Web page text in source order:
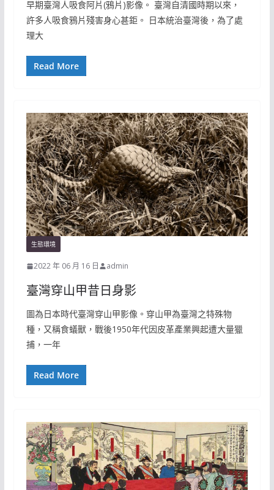
早期臺灣人吸食阿片(鴉片)影像。 臺灣自清國時期以來，
許多人吸食鴉片殘害身心甚鉅。 日本統治臺灣後，為了處
理大
Read More
生態環境
2022 年 06 月 16 日 admin
臺灣穿山甲昔日身影
圖為日本時代臺灣穿山甲影像。穿山甲為臺灣之特殊物
種，又稱食蟻獸，戰後1950年代因皮革產業興起遭大量獵
捕，一年
Read More